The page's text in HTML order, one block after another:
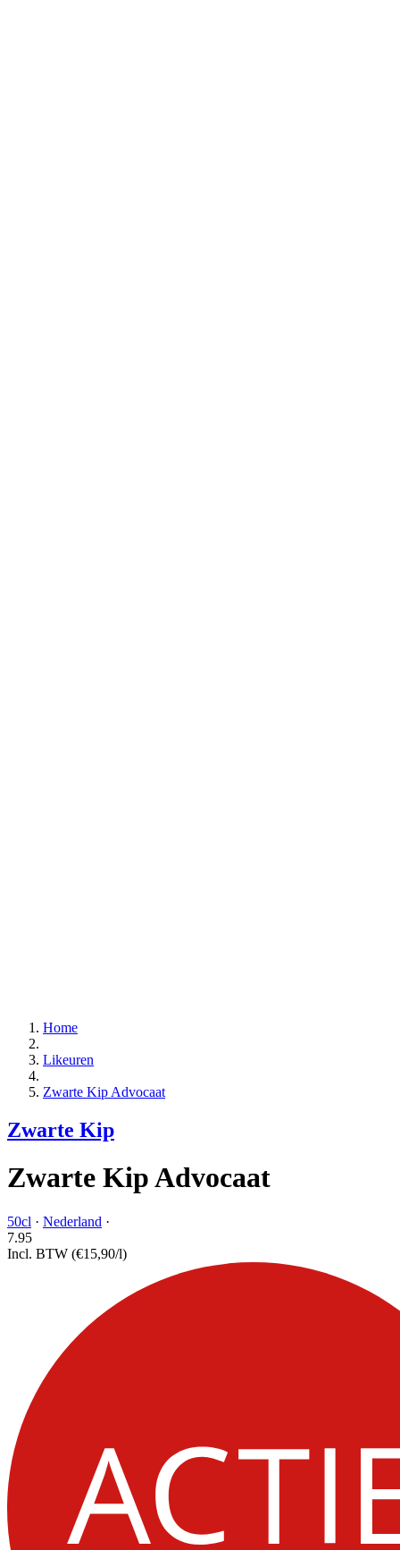
Home
Likeuren
Zwarte Kip Advocaat
Zwarte Kip
Zwarte Kip Advocaat
50cl · Nederland ·
7.95
Incl. BTW (€15,90/l)